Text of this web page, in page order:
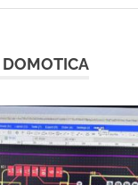
DOMOTICA